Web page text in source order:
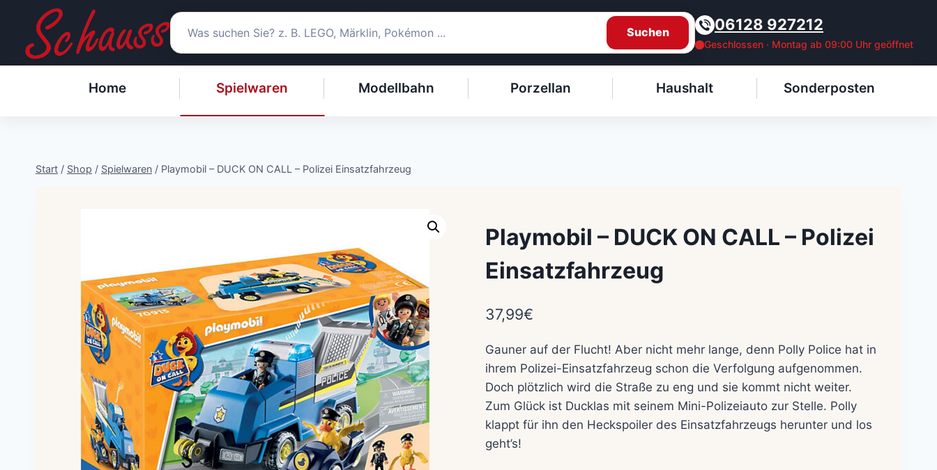
springen
Suchen 06128 927212
Geschlossen · Montag ab 09:00 Uhr geöffnet
Home Spielwaren Modellbahn Porzellan Haushalt Sonderposten
Start / Shop / Spielwaren / Playmobil – DUCK ON CALL – Polizei Einsatzfahrzeug
Playmobil – DUCK ON CALL – Polizei
Einsatzfahrzeug
37,99€
Gauner auf der Flucht! Aber nicht mehr lange, denn Polly Police hat in
ihrem Polizei-Einsatzfahrzeug schon die Verfolgung aufgenommen.
Doch plötzlich wird die Straße zu eng und sie kommt nicht weiter.
Zum Glück ist Ducklas mit seinem Mini-Polizeiauto zur Stelle. Polly
klappt für ihn den Heckspoiler des Einsatzfahrzeugs herunter und los
geht’s!